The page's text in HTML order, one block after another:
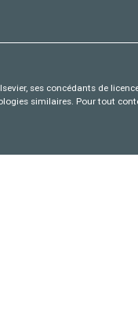
ses concédants de
similaires. Pour tout